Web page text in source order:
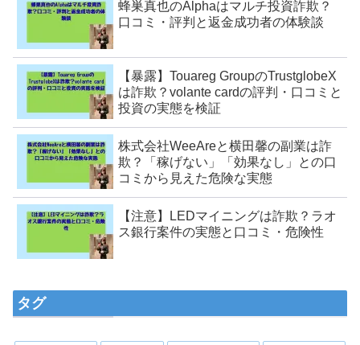
蜂巣真也のAlphaはマルチ投資詐欺？
口コミ・評判と返金成功者の体験談
【暴露】Touareg GroupのTrustglobeX
は詐欺？volante cardの評判・口コミと
投資の実態を検証
株式会社WeeAreと横田馨の副業は詐
欺？「稼げない」「効果なし」との口
コミから見えた危険な実態
【注意】LEDマイニングは詐欺？ラオ
ス銀行案件の実態と口コミ・危険性
タグ